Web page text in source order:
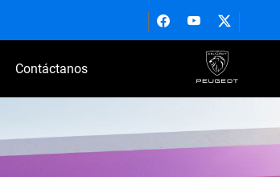
Contáctanos